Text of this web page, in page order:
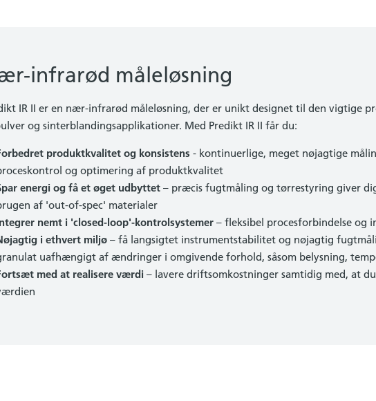
infrarød måleløsning
IR II er en nær-infrarød måleløsning, der er unikt designet til den vigtige
og sinterblandingsapplikationer. Med Predikt IR II får du:
produktkvalitet og konsistens - kontinuerlige, meget nøjagtige
og optimering af produktkvalitet
energi og få et øget udbyttet – præcis fugtmåling og tørrestyring giver
af 'out-of-spec' materialer
nemt i 'closed-loop'-kontrolsystemer – fleksibel procesforbindelse
i ethvert miljø – få langsigtet instrumentstabilitet og nøjagtig
uafhængigt af ændringer i omgivende forhold, såsom belysning,
med at realisere værdi – lavere driftsomkostninger samtidig med, at